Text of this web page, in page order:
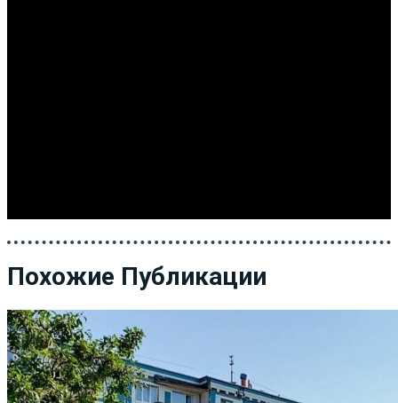
Похожие Публикации